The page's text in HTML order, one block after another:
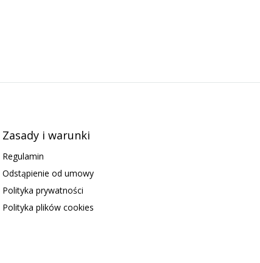
Zasady i warunki
Regulamin
Odstąpienie od umowy
Polityka prywatności
Polityka plików cookies